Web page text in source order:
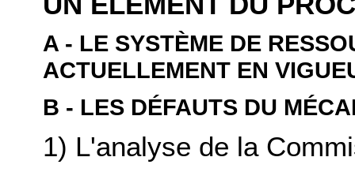
A - LE SYSTÈME DE
ACTUELLEMENT EN
B - LES DÉFAUTS DU
1) L'analyse de la